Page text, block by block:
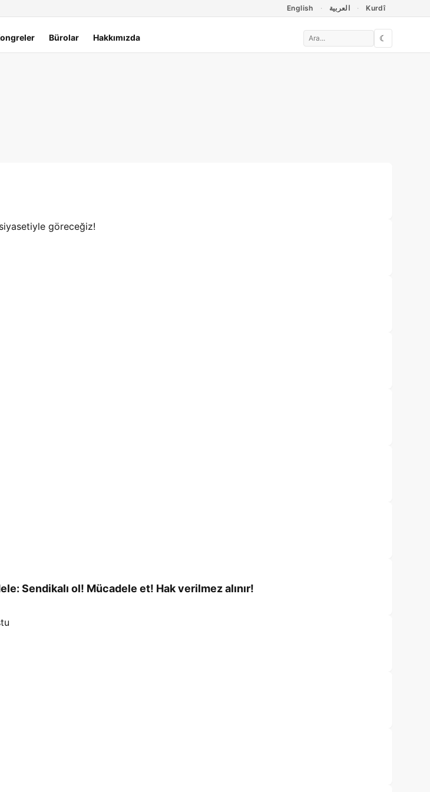
English العربية Kurdî
Bürolar Hakkımızda ☾
Sendikalı ol! Mücadele et! Hak verilmez alınır!